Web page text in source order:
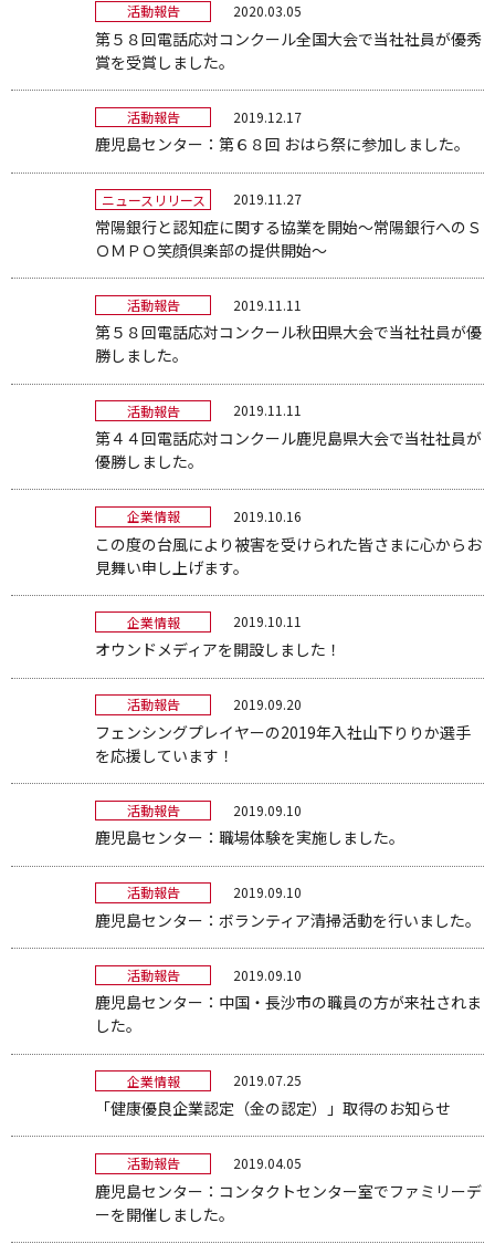
2020.03.05
活動報告
第５８回電話応対コンクール全国大会で当社社員が優秀
賞を受賞しました。
2019.12.17
活動報告
鹿児島センター：第６８回 おはら祭に参加しました。
2019.11.27
ニュースリリース
常陽銀行と認知症に関する協業を開始～常陽銀行へのＳ
ＯＭＰＯ笑顔倶楽部の提供開始～
2019.11.11
活動報告
第５８回電話応対コンクール秋田県大会で当社社員が優
勝しました。
2019.11.11
活動報告
第４４回電話応対コンクール鹿児島県大会で当社社員が
優勝しました。
2019.10.16
企業情報
この度の台風により被害を受けられた皆さまに心からお
見舞い申し上げます。
2019.10.11
企業情報
オウンドメディアを開設しました！
2019.09.20
活動報告
フェンシングプレイヤーの2019年入社山下りりか選手
を応援しています！
2019.09.10
活動報告
鹿児島センター：職場体験を実施しました。
2019.09.10
活動報告
鹿児島センター：ボランティア清掃活動を行いました。
2019.09.10
活動報告
鹿児島センター：中国・長沙市の職員の方が来社されま
した。
2019.07.25
企業情報
「健康優良企業認定（金の認定）」取得のお知らせ
2019.04.05
活動報告
鹿児島センター：コンタクトセンター室でファミリーデ
ーを開催しました。